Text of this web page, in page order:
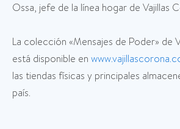
Ossa, jefe de la línea hogar de Vajillas
La colección «Mensajes de Poder» de
está disponible en
las tiendas físicas y principales
país.